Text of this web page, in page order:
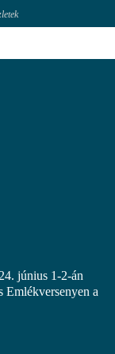
június 1-2-án
Emlékversenyen a